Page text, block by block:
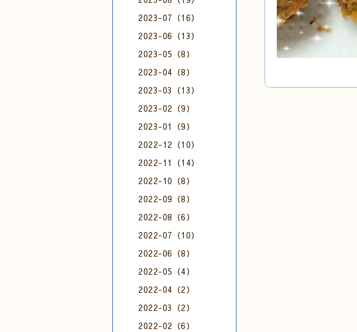
2023-07（16）
2023-06（13）
2023-05（8）
2023-04（8）
2023-03（13）
2023-02（9）
2023-01（9）
2022-12（10）
2022-11（14）
2022-10（8）
2022-09（8）
2022-08（6）
2022-07（10）
2022-06（8）
2022-05（4）
2022-04（2）
2022-03（2）
2022-02（6）